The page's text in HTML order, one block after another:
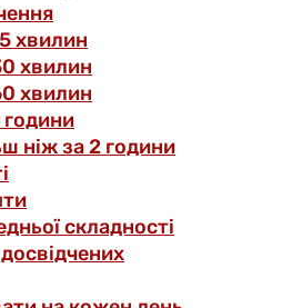
хвилин
хвилин
хвилин
години
ніж за 2 години
складності